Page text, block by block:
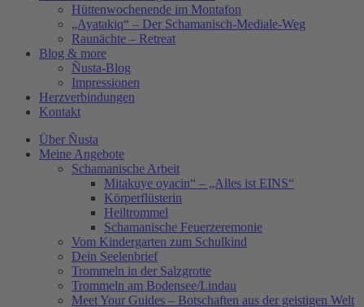
Hüttenwochenende im Montafon
„Ayatakiq“ – Der Schamanisch-Mediale-Weg
Raunächte – Retreat
Blog & more
Ñusta-Blog
Impressionen
Herzverbindungen
Kontakt
Über Ñusta
Meine Angebote
Schamanische Arbeit
Mitakuye oyacin“ – „Alles ist EINS“
Körperflüsterin
Heiltrommel
Schamanische Feuerzeremonie
Vom Kindergarten zum Schulkind
Dein Seelenbrief
Trommeln in der Salzgrotte
Trommeln am Bodensee/Lindau
Meet Your Guides – Botschaften aus der geistigen Welt